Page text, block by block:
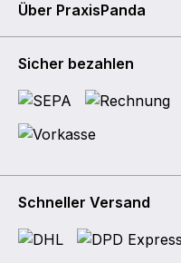
Über PraxisPanda
Sicher bezahlen
Schneller Versand